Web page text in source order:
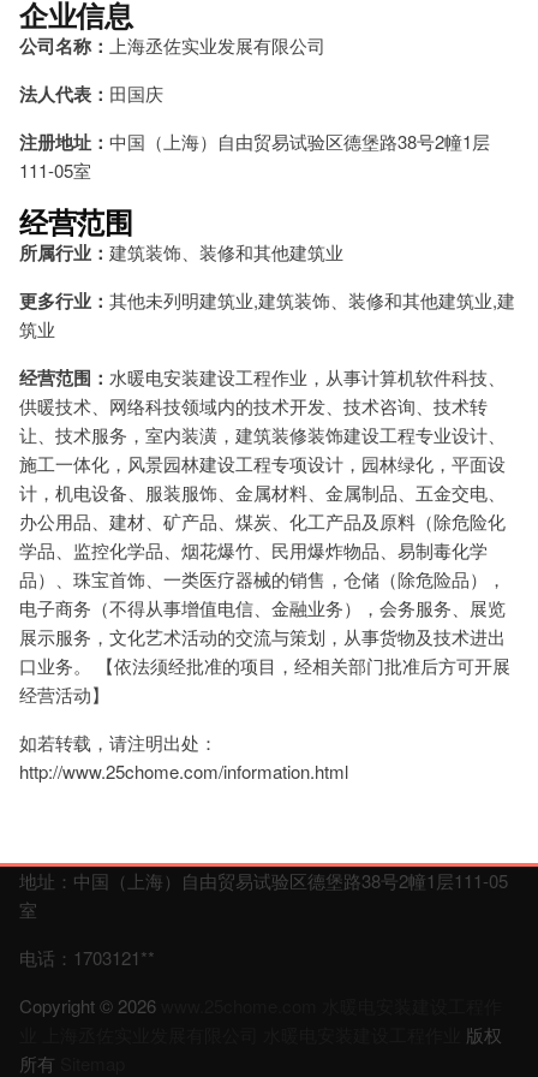
企业信息
公司名称： 上海丞佐实业发展有限公司
法人代表： 田国庆
注册地址： 中国（上海）自由贸易试验区德堡路38号2幢1层
111-05室
经营范围
所属行业： 建筑装饰、装修和其他建筑业
更多行业： 其他未列明建筑业,建筑装饰、装修和其他建筑业,建
筑业
经营范围： 水暖电安装建设工程作业，从事计算机软件科技、
供暖技术、网络科技领域内的技术开发、技术咨询、技术转
让、技术服务，室内装潢，建筑装修装饰建设工程专业设计、
施工一体化，风景园林建设工程专项设计，园林绿化，平面设
计，机电设备、服装服饰、金属材料、金属制品、五金交电、
办公用品、建材、矿产品、煤炭、化工产品及原料（除危险化
学品、监控化学品、烟花爆竹、民用爆炸物品、易制毒化学
品）、珠宝首饰、一类医疗器械的销售，仓储（除危险品），
电子商务（不得从事增值电信、金融业务），会务服务、展览
展示服务，文化艺术活动的交流与策划，从事货物及技术进出
口业务。 【依法须经批准的项目，经相关部门批准后方可开展
经营活动】
如若转载，请注明出处：
http://www.25chome.com/information.html
地址：中国（上海）自由贸易试验区德堡路38号2幢1层111-05
室
电话：1703121**
Copyright © 2026
版权
所有